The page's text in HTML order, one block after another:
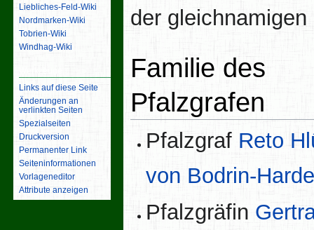
der gleichnamigen
Familie des
Pfalzgrafen
Pfalzgraf Reto
von Bodrin-
Pfalzgräfin
Liebliches-Feld-Wiki
Nordmarken-Wiki
Tobrien-Wiki
Windhag-Wiki
Links auf diese Seite
Änderungen an
verlinkten Seiten
Spezialseiten
Druckversion
Permanenter Link
Seiten­­informationen
Vorlageneditor
Attribute anzeigen